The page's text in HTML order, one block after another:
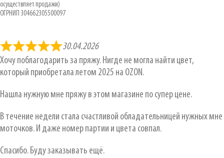
осуществляет продажи)
ОГРНИП 304662305500097
30.04.2026
Хочу поблагодарить за пряжу. Нигде не могла найти цвет,
который приобретала летом 2025 на OZON.
Нашла нужную мне пряжу в этом магазине по супер цене.
В течение недели стала счастливой обладательницей нужных мне
моточков. И даже номер партии и цвета совпал.
Спасибо. Буду заказывать ещё.